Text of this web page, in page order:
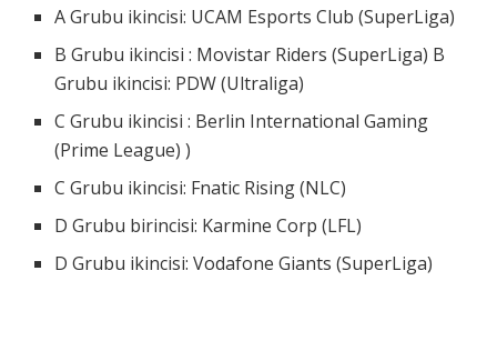
A Grubu ikincisi: UCAM Esports Club (SuperLiga)
B Grubu ikincisi : Movistar Riders (SuperLiga) B
Grubu ikincisi: PDW (Ultraliga)
C Grubu ikincisi : Berlin International Gaming
(Prime League) )
C Grubu ikincisi: Fnatic Rising (NLC)
D Grubu birincisi: Karmine Corp (LFL)
D Grubu ikincisi: Vodafone Giants (SuperLiga)